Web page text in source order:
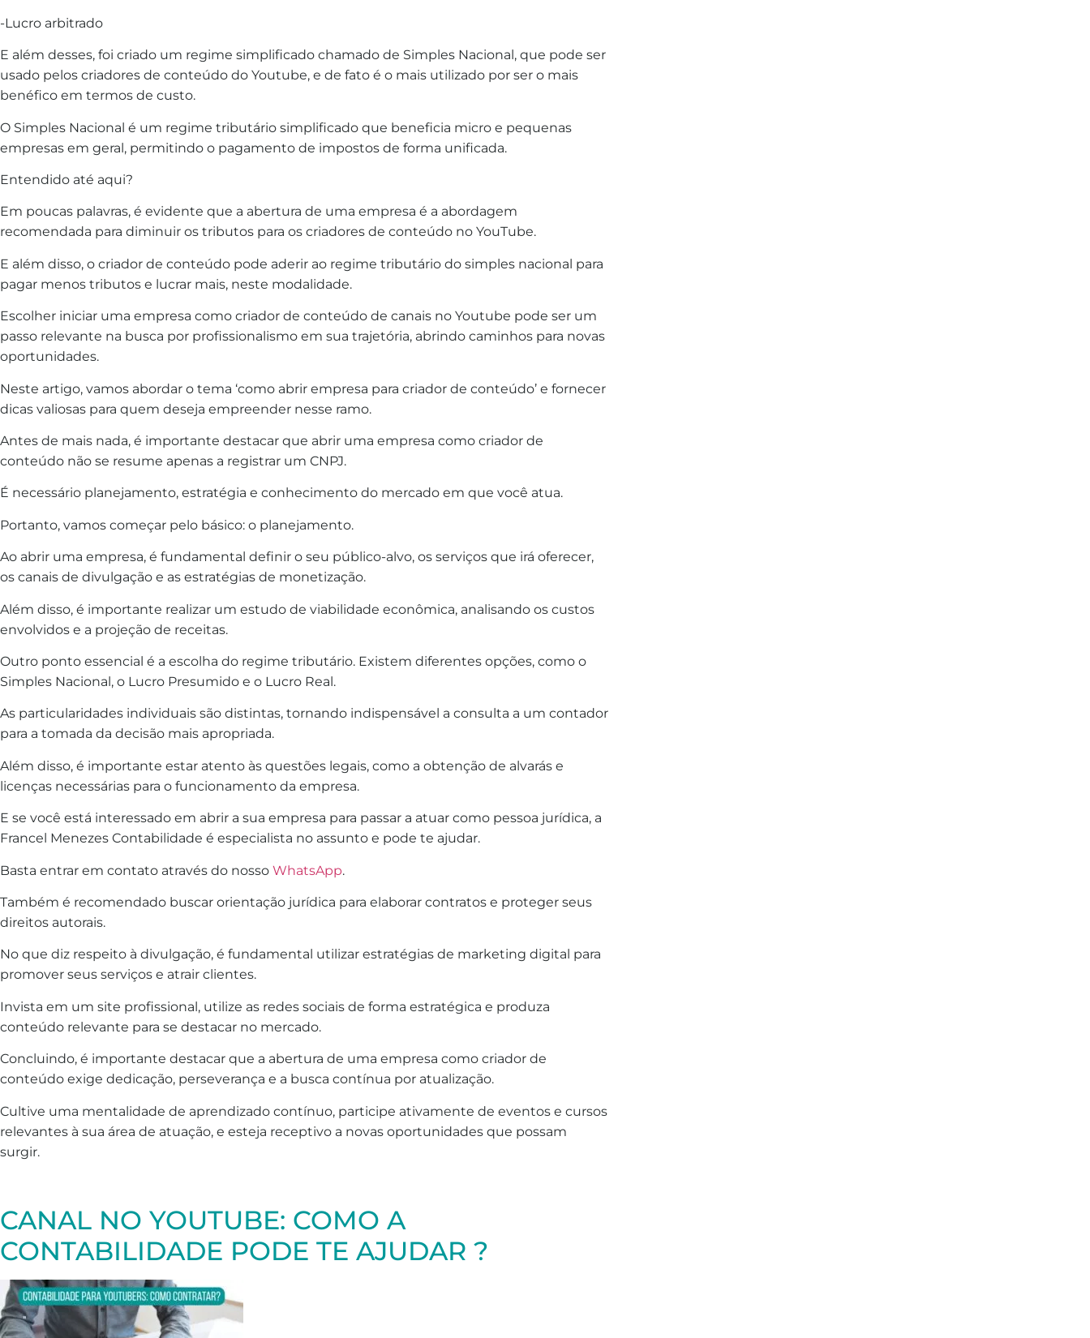
-Lucro arbitrado
E além desses, foi criado um regime simplificado chamado de Simples Nacional, que pode ser
usado pelos criadores de conteúdo do Youtube, e de fato é o mais utilizado por ser o mais
benéfico em termos de custo.
O Simples Nacional é um regime tributário simplificado que beneficia micro e pequenas
empresas em geral, permitindo o pagamento de impostos de forma unificada.
Entendido até aqui?
Em poucas palavras, é evidente que a abertura de uma empresa é a abordagem
recomendada para diminuir os tributos para os criadores de conteúdo no YouTube.
E além disso, o criador de conteúdo pode aderir ao regime tributário do simples nacional para
pagar menos tributos e lucrar mais, neste modalidade.
Escolher iniciar uma empresa como criador de conteúdo de canais no Youtube pode ser um
passo relevante na busca por profissionalismo em sua trajetória, abrindo caminhos para novas
oportunidades.
Neste artigo, vamos abordar o tema ‘como abrir empresa para criador de conteúdo’ e fornecer
dicas valiosas para quem deseja empreender nesse ramo.
Antes de mais nada, é importante destacar que abrir uma empresa como criador de
conteúdo não se resume apenas a registrar um CNPJ.
É necessário planejamento, estratégia e conhecimento do mercado em que você atua.
Portanto, vamos começar pelo básico: o planejamento.
Ao abrir uma empresa, é fundamental definir o seu público-alvo, os serviços que irá oferecer,
os canais de divulgação e as estratégias de monetização.
Além disso, é importante realizar um estudo de viabilidade econômica, analisando os custos
envolvidos e a projeção de receitas.
Outro ponto essencial é a escolha do regime tributário. Existem diferentes opções, como o
Simples Nacional, o Lucro Presumido e o Lucro Real.
As particularidades individuais são distintas, tornando indispensável a consulta a um contador
para a tomada da decisão mais apropriada.
Além disso, é importante estar atento às questões legais, como a obtenção de alvarás e
licenças necessárias para o funcionamento da empresa.
E se você está interessado em abrir a sua empresa para passar a atuar como pessoa jurídica, a
Francel Menezes Contabilidade é especialista no assunto e pode te ajudar.
Basta entrar em contato através do nosso WhatsApp.
Também é recomendado buscar orientação jurídica para elaborar contratos e proteger seus
direitos autorais.
No que diz respeito à divulgação, é fundamental utilizar estratégias de marketing digital para
promover seus serviços e atrair clientes.
Invista em um site profissional, utilize as redes sociais de forma estratégica e produza
conteúdo relevante para se destacar no mercado.
Concluindo, é importante destacar que a abertura de uma empresa como criador de
conteúdo exige dedicação, perseverança e a busca contínua por atualização.
Cultive uma mentalidade de aprendizado contínuo, participe ativamente de eventos e cursos
relevantes à sua área de atuação, e esteja receptivo a novas oportunidades que possam
surgir.
CANAL NO YOUTUBE: COMO A
CONTABILIDADE PODE TE AJUDAR ?